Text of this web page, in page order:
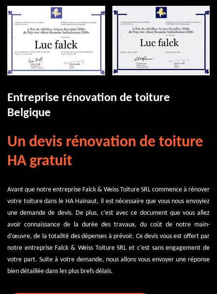
Entreprise rénovation de toiture
Belgique
Un devis rénovation de toiture
HA gratuit
Avant que notre entreprise Falck & Weiss Toiture SRL commence à rénover
votre toiture dans le HA Hainaut, il est nécessaire que vous nous envoyiez
une demande de devis. De plus, c’est avec ce document que vous allez
avoir connaissance de la durée des travaux, du coût de notre main-
d’œuvre, de la totalité des dépenses à prévoir. Ce devis vous est offert par
notre entreprise Falck & Weiss Toiture SRL et c’est sans engagement de
votre part. Suite à votre demande, nous allons vous envoyer une réponse
bien détaillée dans les plus brefs délais.